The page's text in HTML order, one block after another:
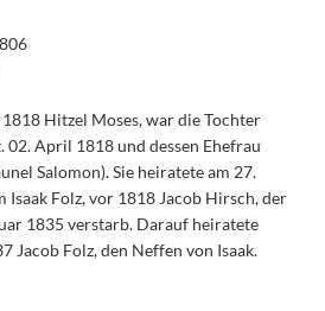
1818 Hitzel Moses, war die Tochter
02. April 1818 und dessen Ehefrau
Salomon). Sie heiratete am 27.
Folz, vor 1818 Jacob Hirsch, der
1835 verstarb. Darauf heiratete
Jacob Folz, den Neffen von Isaak.